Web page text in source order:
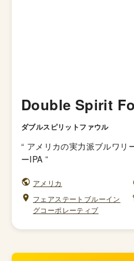
Double Spirit
ダブルスピリットファウル
“ アメリカの実力派ブルワリ
ーIPA ”
アメリカ
フェアステートブルーイン
グコーポレーティブ